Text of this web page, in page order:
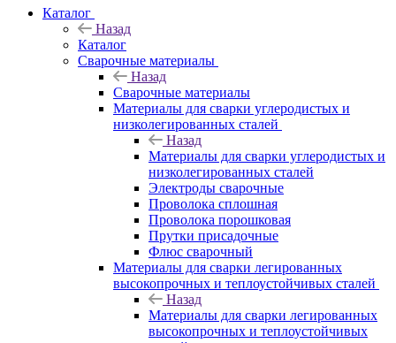
Каталог
Назад
Каталог
Сварочные материалы
Назад
Сварочные материалы
Материалы для сварки углеродистых и
низколегированных сталей
Назад
Материалы для сварки углеродистых и
низколегированных сталей
Электроды сварочные
Проволока сплошная
Проволока порошковая
Прутки присадочные
Флюс сварочный
Материалы для сварки легированных
высокопрочных и теплоустойчивых сталей
Назад
Материалы для сварки легированных
высокопрочных и теплоустойчивых